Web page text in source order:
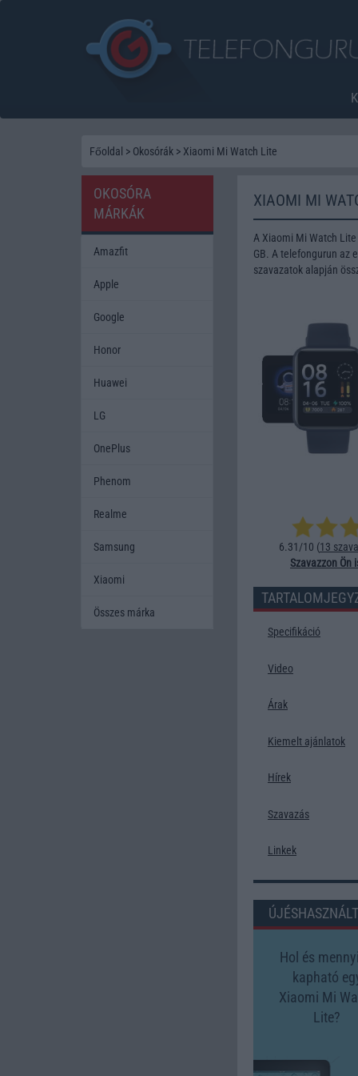
Főoldal > Okosórák > Xiaomi Mi Watch Lite
XIAOMI MI
A Xiaomi Mi Watch
GB. A telefongurun az
szavazatok alapján
6.31/10 (13
Szavazzon Ön
Specifikáció
Video
Árak
Kiemelt ajánlatok
Hírek
Szavazás
Linkek
Hol és
kapható
Xiaomi Mi
Lite?
OKOSÓRA
MÁRKÁK
Amazfit
Apple
Google
Honor
Huawei
LG
OnePlus
Phenom
Realme
Samsung
Xiaomi
Összes márka